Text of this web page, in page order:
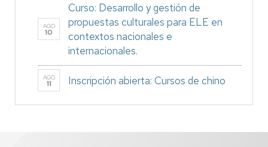
AGO
10
Curso: Desarrollo y gestión de
propuestas culturales para ELE en
contextos nacionales e
internacionales.
AGO
11 Inscripción abierta: Cursos de chino